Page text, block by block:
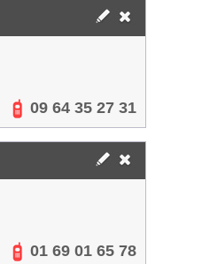
09 64 35 27 31
01 69 01 65 78